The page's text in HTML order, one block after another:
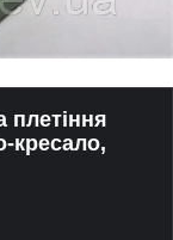
плетіння
кресало,